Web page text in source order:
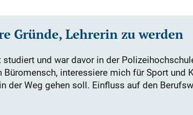
Gründe, Lehrerin zu werden
und war davor in der
interessiere mich für Sport und
der Weg gehen soll. Einfluss auf den